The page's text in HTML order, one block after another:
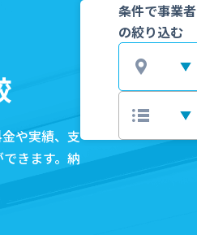
や実績、支
きます。納
条件で事業者
の絞り込む